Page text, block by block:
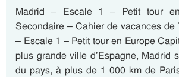
Madrid – Escale 1 – Petit tour
Secondaire – Cahier de vacances de
– Escale 1 – Petit tour en Europe
plus grande ville d’Espagne, Madrid
du pays, à plus de 1 000 km de